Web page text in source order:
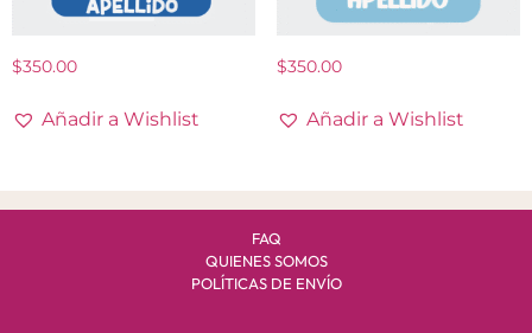
$350.00
Añadir a Wishlist
$350.00
Añadir a Wishlist
FAQ
QUIENES SOMOS
POLÍTICAS DE ENVÍO